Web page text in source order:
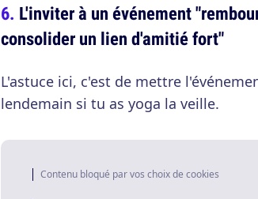
L'inviter à un événement
consolider un lien d'amitié fort"
L'astuce ici, c'est de mettre
lendemain si tu as yoga la veille.
Contenu bloqué par vos choix de cookies